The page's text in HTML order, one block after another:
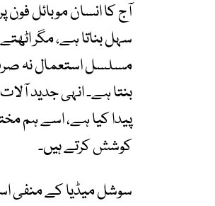
آج کا انسان موبائل فون
سہل بناتا ہے، مگر
مسلسل استعمال نہ
بنتا ہے۔ انہی جدید
پیدا کیا ہے، اسے ہم
کوشش کرتے ہیں۔
سوشل میڈیا کے منفی